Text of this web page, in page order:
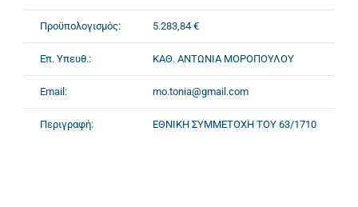
Προϋπολογισμός: 5.283,84 €
Επ. Υπευθ.: ΚΑΘ. ΑΝΤΩΝΙΑ ΜΟΡΟΠΟΥΛΟΥ
Email: mo.tonia@gmail.com
Περιγραφή: ΕΘΝΙΚΗ ΣΥΜΜΕΤΟΧΗ ΤΟΥ 63/1710